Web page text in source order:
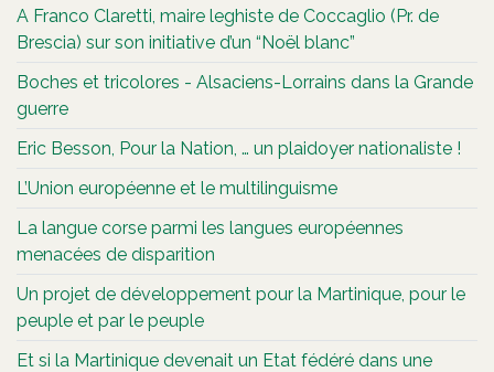
A Franco Claretti, maire leghiste de Coccaglio (Pr. de
Brescia) sur son initiative d’un “Noël blanc”
Boches et tricolores - Alsaciens-Lorrains dans la Grande
guerre
Eric Besson, Pour la Nation, … un plaidoyer nationaliste !
L’Union européenne et le multilinguisme
La langue corse parmi les langues européennes
menacées de disparition
Un projet de développement pour la Martinique, pour le
peuple et par le peuple
Et si la Martinique devenait un Etat fédéré dans une